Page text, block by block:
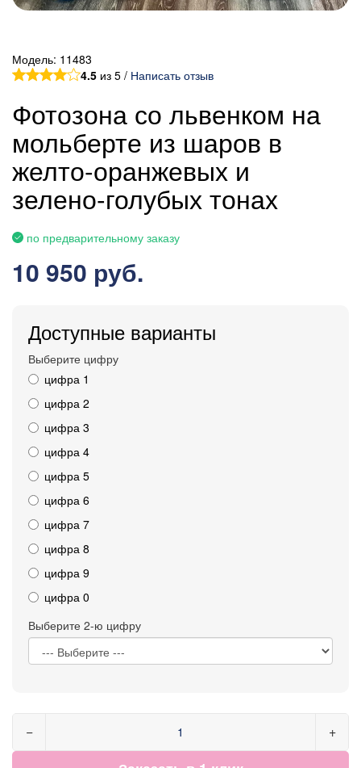
Модель: 11483
4.5 из 5 / Написать отзыв
Фотозона со львенком на
мольберте из шаров в
желто-оранжевых и
зелено-голубых тонах
по предварительному заказу
10 950 руб.
Доступные варианты
Выберите цифру
цифра 1
цифра 2
цифра 3
цифра 4
цифра 5
цифра 6
цифра 7
цифра 8
цифра 9
цифра 0
Выберите 2-ю цифру
− +